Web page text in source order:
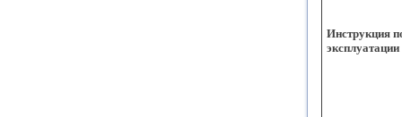
Инструкция
эксплуатации